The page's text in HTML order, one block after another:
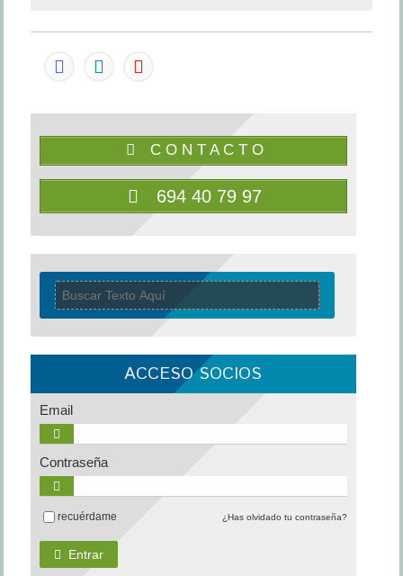
C O N T A C T O
694 40 79 97
ACCESO SOCIOS
Email
Contraseña
recuérdame ¿Has olvidado tu contraseña?
Entrar